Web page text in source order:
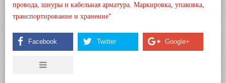
провода, шнуры и кабельная арматура. Маркировка, упаковка,
транспортирование и хранение"